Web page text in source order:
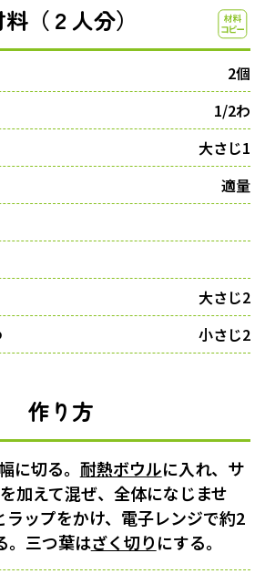
（２人分）
2個
1/2わ
大さじ1
適量
大さじ2
小さじ2
作り方
に切る。 耐熱ボウルに入れ、サ
加えて混ぜ、全体になじませ
ラップをかけ、電子レンジで約2
。三つ葉はざく切りにする。